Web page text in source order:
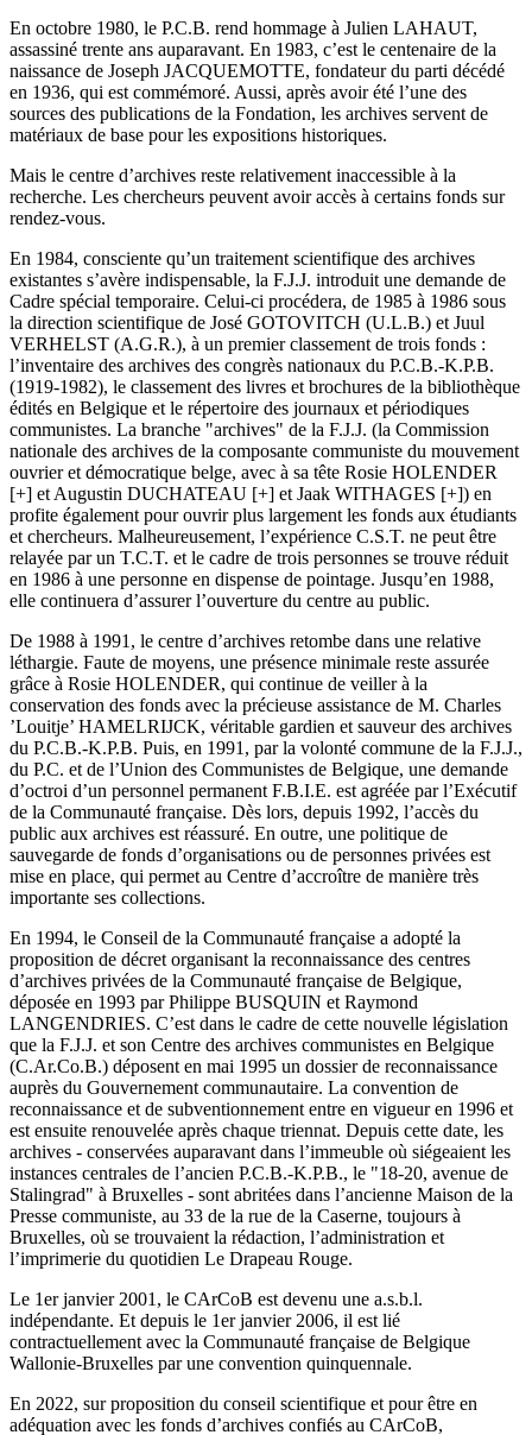
En octobre 1980, le P.C.B. rend hommage à Julien LAHAUT,
assassiné trente ans auparavant. En 1983, c’est le centenaire de la
naissance de Joseph JACQUEMOTTE, fondateur du parti décédé
en 1936, qui est commémoré. Aussi, après avoir été l’une des
sources des publications de la Fondation, les archives servent de
matériaux de base pour les expositions historiques.
Mais le centre d’archives reste relativement inaccessible à la
recherche. Les chercheurs peuvent avoir accès à certains fonds sur
rendez-vous.
En 1984, consciente qu’un traitement scientifique des archives
existantes s’avère indispensable, la F.J.J. introduit une demande de
Cadre spécial temporaire. Celui-ci procédera, de 1985 à 1986 sous
la direction scientifique de José GOTOVITCH (U.L.B.) et Juul
VERHELST (A.G.R.), à un premier classement de trois fonds :
l’inventaire des archives des congrès nationaux du P.C.B.-K.P.B.
(1919-1982), le classement des livres et brochures de la bibliothèque
édités en Belgique et le répertoire des journaux et périodiques
communistes. La branche "archives" de la F.J.J. (la Commission
nationale des archives de la composante communiste du mouvement
ouvrier et démocratique belge, avec à sa tête Rosie HOLENDER
[+] et Augustin DUCHATEAU [+] et Jaak WITHAGES [+]) en
profite également pour ouvrir plus largement les fonds aux étudiants
et chercheurs. Malheureusement, l’expérience C.S.T. ne peut être
relayée par un T.C.T. et le cadre de trois personnes se trouve réduit
en 1986 à une personne en dispense de pointage. Jusqu’en 1988,
elle continuera d’assurer l’ouverture du centre au public.
De 1988 à 1991, le centre d’archives retombe dans une relative
léthargie. Faute de moyens, une présence minimale reste assurée
grâce à Rosie HOLENDER, qui continue de veiller à la
conservation des fonds avec la précieuse assistance de M. Charles
’Louitje’ HAMELRIJCK, véritable gardien et sauveur des archives
du P.C.B.-K.P.B. Puis, en 1991, par la volonté commune de la F.J.J.,
du P.C. et de l’Union des Communistes de Belgique, une demande
d’octroi d’un personnel permanent F.B.I.E. est agréée par l’Exécutif
de la Communauté française. Dès lors, depuis 1992, l’accès du
public aux archives est réassuré. En outre, une politique de
sauvegarde de fonds d’organisations ou de personnes privées est
mise en place, qui permet au Centre d’accroître de manière très
importante ses collections.
En 1994, le Conseil de la Communauté française a adopté la
proposition de décret organisant la reconnaissance des centres
d’archives privées de la Communauté française de Belgique,
déposée en 1993 par Philippe BUSQUIN et Raymond
LANGENDRIES. C’est dans le cadre de cette nouvelle législation
que la F.J.J. et son Centre des archives communistes en Belgique
(C.Ar.Co.B.) déposent en mai 1995 un dossier de reconnaissance
auprès du Gouvernement communautaire. La convention de
reconnaissance et de subventionnement entre en vigueur en 1996 et
est ensuite renouvelée après chaque triennat. Depuis cette date, les
archives - conservées auparavant dans l’immeuble où siégeaient les
instances centrales de l’ancien P.C.B.-K.P.B., le "18-20, avenue de
Stalingrad" à Bruxelles - sont abritées dans l’ancienne Maison de la
Presse communiste, au 33 de la rue de la Caserne, toujours à
Bruxelles, où se trouvaient la rédaction, l’administration et
l’imprimerie du quotidien Le Drapeau Rouge.
Le 1er janvier 2001, le CArCoB est devenu une a.s.b.l.
indépendante. Et depuis le 1er janvier 2006, il est lié
contractuellement avec la Communauté française de Belgique
Wallonie-Bruxelles par une convention quinquennale.
En 2022, sur proposition du conseil scientifique et pour être en
adéquation avec les fonds d’archives confiés au CArCoB,